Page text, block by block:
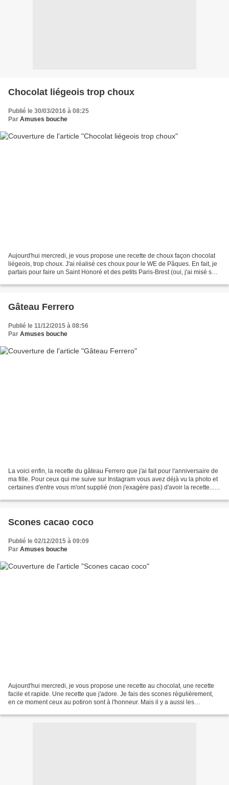
Chocolat liégeois trop choux
Publié le 30/03/2016 à 08:25
Par Amuses bouche
Aujourd'hui mercredi, je vous propose une recette de choux façon chocolat
liégeois, trop choux. J'ai réalisé ces choux pour le WE de Pâques. En fait, je
partais pour faire un Saint Honoré et des petits Paris-Brest (oui, j'ai misé sur
Gâteau Ferrero
Publié le 11/12/2015 à 08:56
Par Amuses bouche
La voici enfin, la recette du gâteau Ferrero que j'ai fait pour l'anniversaire de
ma fille. Pour ceux qui me suive sur Instagram vous avez déjà vu la photo et
certaines d'entre vous m'ont supplié (non j'exagère pas) d'avoir la recette.....
Scones cacao coco
Publié le 02/12/2015 à 09:09
Par Amuses bouche
Aujourd'hui mercredi, je vous propose une recette au chocolat, une recette
facile et rapide. Une recette que j'adore. Je fais des scones régulièrement,
en ce moment ceux au potiron sont à l'honneur. Mais il y a aussi les